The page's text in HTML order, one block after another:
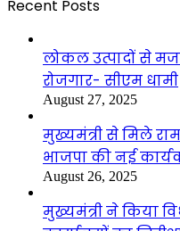
Recent Posts
लोकल उत्पादों से
रोजगार- सीएम धामी
August 27, 2025
मुख्यमंत्री से मिले
भाजपा की नई
August 26, 2025
मुख्यमंत्री ने किया